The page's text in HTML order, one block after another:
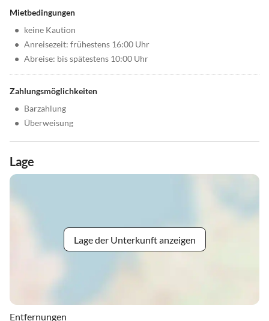
Mietbedingungen
• keine Kaution
• Anreisezeit: frühestens 16:00 Uhr
• Abreise: bis spätestens 10:00 Uhr
Zahlungsmöglichkeiten
• Barzahlung
• Überweisung
Lage
Lage der Unterkunft anzeigen
Entfernungen